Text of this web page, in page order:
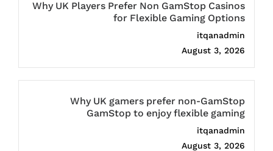
Why UK Players Prefer Non GamStop Casinos
for Flexible Gaming Options
itqanadmin
August 3, 2026
Why UK gamers prefer non-GamStop
GamStop to enjoy flexible gaming
itqanadmin
August 3, 2026